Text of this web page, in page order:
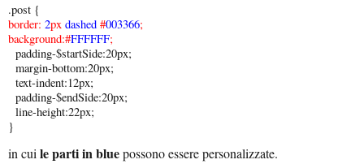
.post {
border: 2px dashed #003366;
background:#FFFFFF;
padding-$startSide:20px;
margin-bottom:20px;
text-indent:12px;
padding-$endSide:20px;
line-height:22px;
}
in cuile parti in bluepossono essere personalizzate.